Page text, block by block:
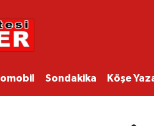
Sondakika Köşe